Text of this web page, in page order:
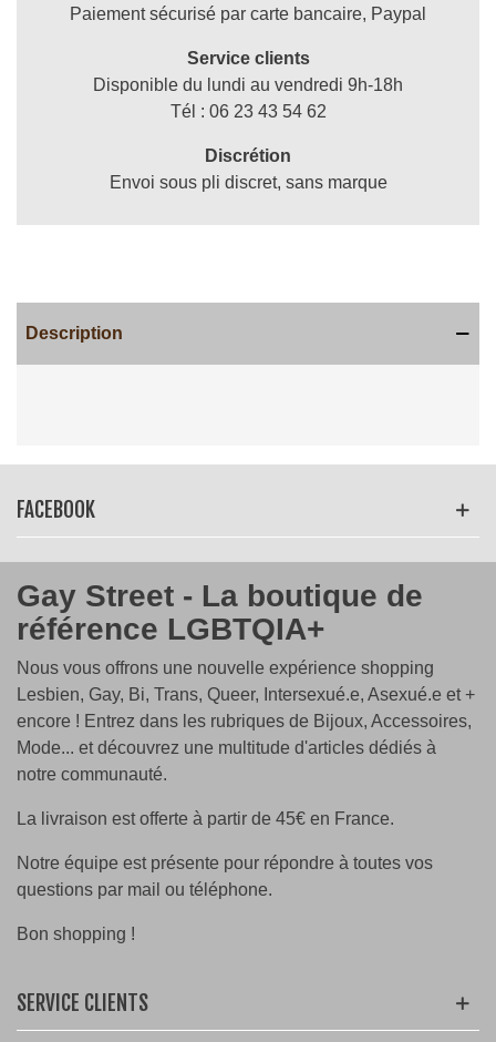
Paiement sécurisé par carte bancaire, Paypal
Service clients
Disponible du lundi au vendredi 9h-18h
Tél : 06 23 43 54 62
Discrétion
Envoi sous pli discret, sans marque
Description
FACEBOOK
Gay Street - La boutique de
référence LGBTQIA+
Nous vous offrons une nouvelle expérience shopping
Lesbien, Gay, Bi, Trans, Queer, Intersexué.e, Asexué.e et +
encore ! Entrez dans les rubriques de Bijoux, Accessoires,
Mode... et découvrez une multitude d'articles dédiés à
notre communauté.
La livraison est offerte à partir de 45€ en France.
Notre équipe est présente pour répondre à toutes vos
questions par mail ou téléphone.
Bon shopping !
SERVICE CLIENTS